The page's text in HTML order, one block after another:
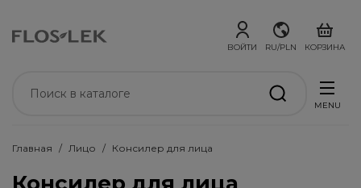
ВОЙТИ RU/PLN КОРЗИНА
MENU
Главная Лицо Консилер для лица